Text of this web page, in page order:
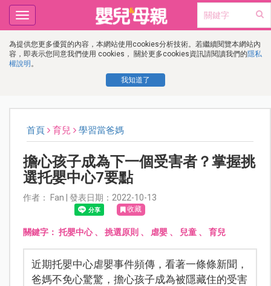
為提供您更多優質的內容，本網站使用cookies分析技術。若繼續閱覽本網站內
容，即表示您同意我們使用 cookies， 關於更多cookies資訊請閱讀我們的隱私
權說明 。
我知道了
Toggle
navigation
首頁 育兒 學習當爸媽
擔心孩子成為下一個受害者？掌握挑
選托嬰中心7要點
作者： Fan | 發表日期：2022-10-13
收藏
關鍵字： 托嬰中心、 挑選原則 、 虐嬰、 兒童、 育兒
近期托嬰中心虐嬰事件頻傳，看著一條條新聞，
爸媽不免心驚驚，擔心孩子成為被隱藏住的受害